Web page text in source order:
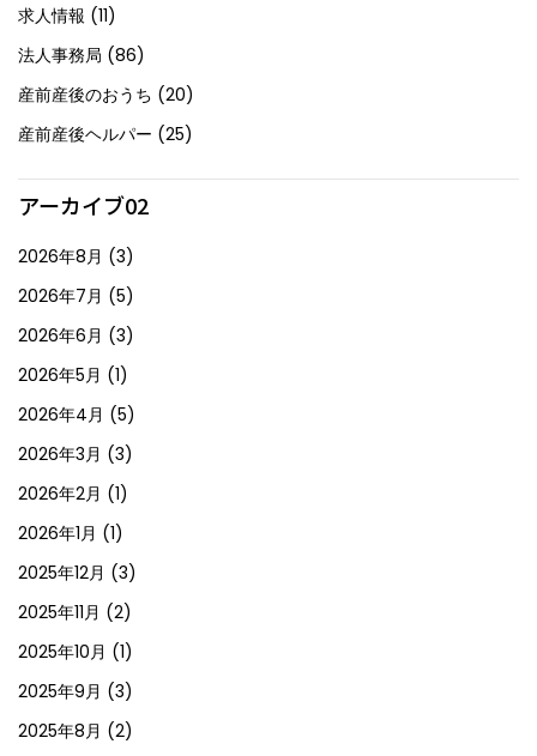
求人情報 (11)
法人事務局 (86)
産前産後のおうち (20)
産前産後ヘルパー (25)
アーカイブ02
2026年8月 (3)
2026年7月 (5)
2026年6月 (3)
2026年5月 (1)
2026年4月 (5)
2026年3月 (3)
2026年2月 (1)
2026年1月 (1)
2025年12月 (3)
2025年11月 (2)
2025年10月 (1)
2025年9月 (3)
2025年8月 (2)